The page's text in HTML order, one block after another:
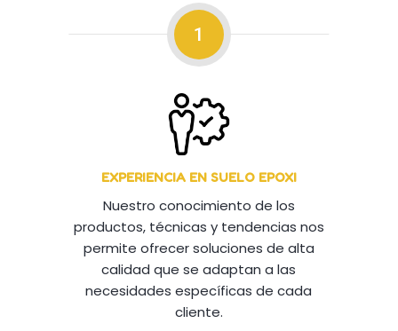
1
EXPERIENCIA EN SUELO EPOXI
Nuestro conocimiento de los
productos, técnicas y tendencias nos
permite ofrecer soluciones de alta
calidad que se adaptan a las
necesidades específicas de cada
cliente.